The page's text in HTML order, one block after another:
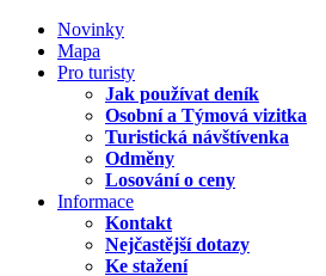
Novinky
Mapa
Pro turisty
Jak používat deník
Osobní a Týmová vizitka
Turistická návštívenka
Odměny
Losování o ceny
Informace
Kontakt
Nejčastější dotazy
Ke stažení